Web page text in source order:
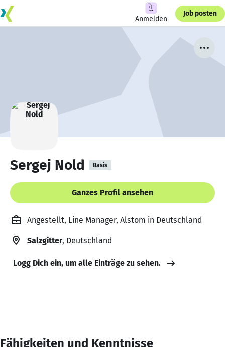
Anmelden
Job posten
Sergej Nold Basis
Ganzes Profil ansehen
Angestellt, Line Manager, Alstom in Deutschland
Salzgitter, Deutschland
Logg Dich ein, um alle Einträge zu sehen.
Fähigkeiten und Kenntnisse